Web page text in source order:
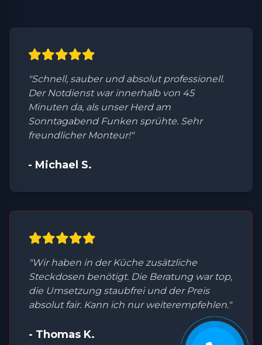
"Schnell, sauber und absolut professionell.
Der Notdienst war innerhalb von 45
Minuten da, als unser Herd am
Sonntagabend Funken sprühte. Sehr
freundlicher Monteur!"
- Michael S.
"Wir haben in der Küche zusätzliche
Steckdosen benötigt. Die Beratung war top,
die Umsetzung staubfrei und der Preis
absolut fair. Kann ich nur weiterempfehlen."
- Thomas K.